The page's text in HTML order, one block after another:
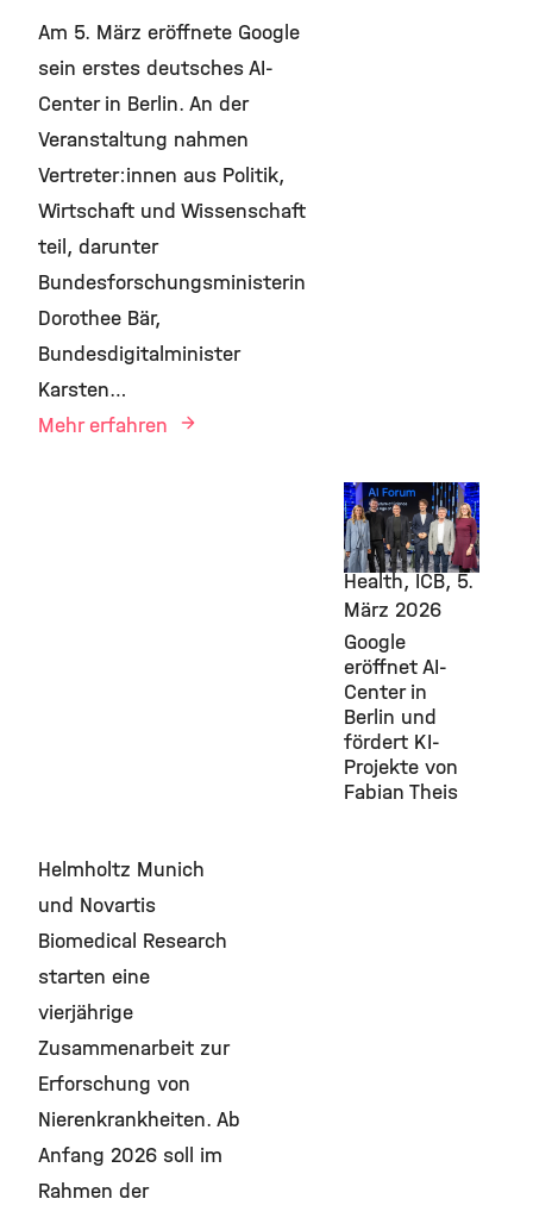
AI, Awards &
Grants,
Computational
Health, ICB, 5.
März 2026
Google
eröffnet AI-
Center in
Berlin und
fördert KI-
Projekte von
Fabian Theis
Am 5. März eröffnete Google
sein erstes deutsches AI-
Center in Berlin. An der
Veranstaltung nahmen
Vertreter:innen aus Politik,
Wirtschaft und Wissenschaft
teil, darunter
Bundesforschungsministerin
Dorothee Bär,
Bundesdigitalminister
Karsten…
Mehr erfahren
Helmholtz Munich
und Novartis
Biomedical Research
starten eine
vierjährige
Zusammenarbeit zur
Erforschung von
Nierenkrankheiten. Ab
Anfang 2026 soll im
Rahmen der